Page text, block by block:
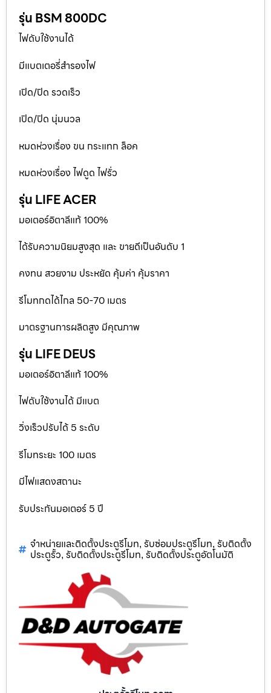
รุ่น BSM 800DC
ไฟดับใช้งานได้
มีแบตเตอรี่สำรองไฟ
เปิด/ปิด รวดเร็ว
เปิด/ปิด นุ่มนวล
หมดห่วงเรื่อง ขน กระแทก ล็อค
หมดห่วงเรื่อง ไฟดูด ไฟรั่ว
รุ่น LIFE ACER
มอเตอร์อิตาลีแท้ 100%
ได้รับความนิยมสูงสุด และ ขายดีเป็นอันดับ 1
คงทน สวยงาม ประหยัด คุ้มค่า คุ้มราคา
รีโมทกดได้ไกล 50-70 เมตร
มาตรฐานการผลิตสูง มีคุณภาพ
รุ่น LIFE DEUS
มอเตอร์อิตาลีแท้ 100%
ไฟดับใช้งานได้ มีแบต
วิ่งเร็วปรับได้ 5 ระดับ
รีโมทระยะ 100 เมตร
มีไฟแสดงสถานะ
รับประกันมอเตอร์ 5 ปี
จำหน่ายและติดตั้งประตูรีโมท, รับซ่อมประตูรีโมท, รับติดตั้ง
ประตูรั้ว, รับติดตั้งประตูรีโมท, รับติดตั้งประตูอัตโนมัติ